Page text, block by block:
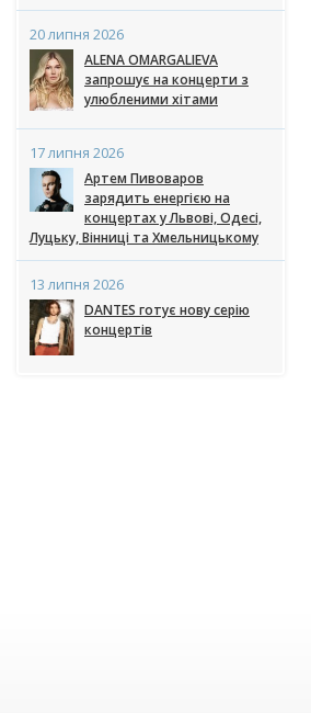
20 липня 2026
ALENA OMARGALIEVA
запрошує на концерти з
улюбленими хітами
17 липня 2026
Артем Пивоваров
зарядить енергією на
концертах у Львові, Одесі,
Луцьку, Вінниці та Хмельницькому
13 липня 2026
DANTES готує нову серію
концертів